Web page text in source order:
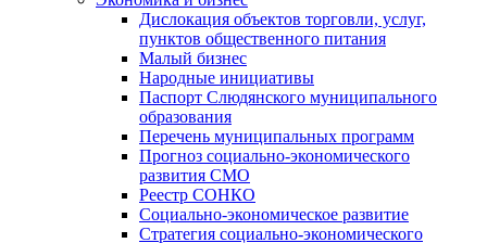
Дислокация объектов торговли, услуг,
пунктов общественного питания
Малый бизнес
Народные инициативы
Паспорт Слюдянского муниципального
образования
Перечень муниципальных программ
Прогноз социально-экономического
развития СМО
Реестр СОНКО
Социально-экономическое развитие
Стратегия социально-экономического